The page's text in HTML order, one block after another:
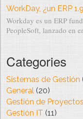
WorkDay, ¿un ERP
Workday es un ERP
PeopleSoft, lanzado en
Categories
Sistemas de Gestión
General(20)
Gestión de Proyectos
Gestión IT (11)